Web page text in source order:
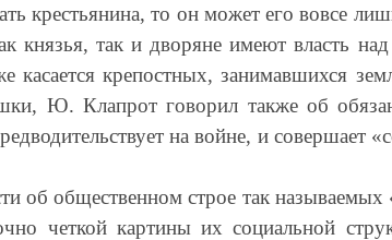
крестьянина, то он может его вовсе
князья, так и дворяне имеют власть
крепостных, занимавшихся
Ю. Клапрот говорил также об
на войне, и совершает
общественном строе так называемых
четкой картины их социальной